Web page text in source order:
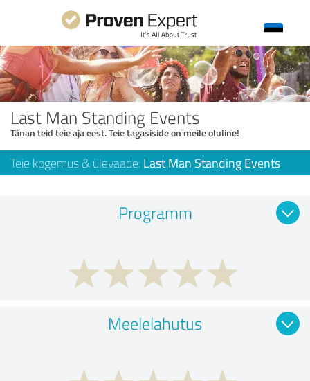
Last Man Standing Events
Tänan teid teie aja eest. Teie tagasiside on meile oluline!
Teie kogemus & ülevaade: Last Man Standing Events
Programm
Meelelahutus